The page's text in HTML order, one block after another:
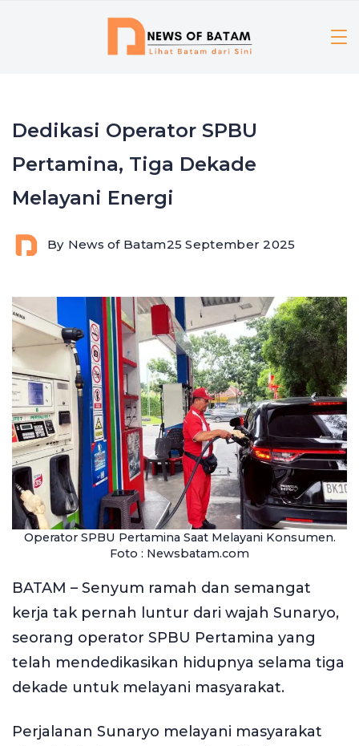
Dedikasi Operator SPBU
Pertamina, Tiga Dekade
Melayani Energi
By News of Batam25 September 2025
Operator SPBU Pertamina Saat Melayani Konsumen.
Foto : Newsbatam.com
BATAM – Senyum ramah dan semangat
kerja tak pernah luntur dari wajah Sunaryo,
seorang operator SPBU Pertamina yang
telah mendedikasikan hidupnya selama tiga
dekade untuk melayani masyarakat.
Perjalanan Sunaryo melayani masyarakat